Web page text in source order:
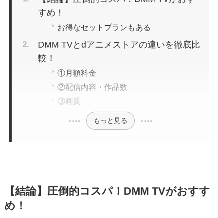
すめ！
お得なセットプランもある
DMM TVとdアニメストアの違いを徹底比
較！
①月額料金
②配信内容・作品数
③画質
もっと見る
【結論】圧倒的コスパ！DMM TVがおすす
め！